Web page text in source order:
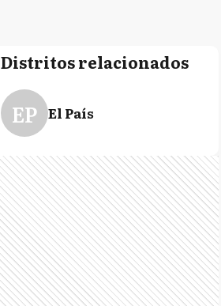
Distritos relacionados
EP El País